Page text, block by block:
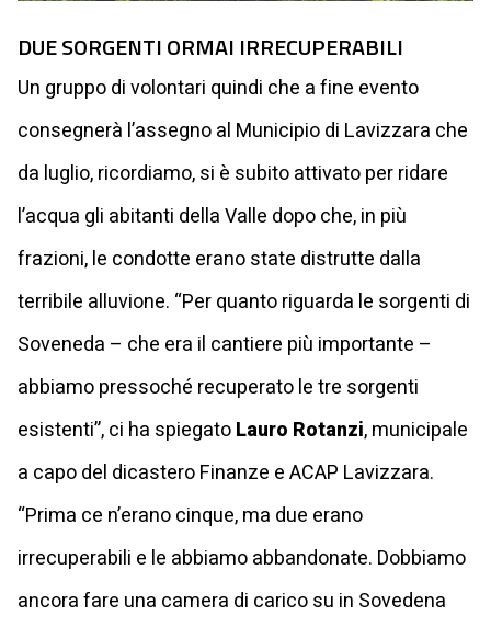
DUE SORGENTI ORMAI IRRECUPERABILI
Un gruppo di volontari quindi che a fine evento
consegnerà l’assegno al Municipio di Lavizzara che
da luglio, ricordiamo, si è subito attivato per ridare
l’acqua gli abitanti della Valle dopo che, in più
frazioni, le condotte erano state distrutte dalla
terribile alluvione. “Per quanto riguarda le sorgenti di
Soveneda – che era il cantiere più importante –
abbiamo pressoché recuperato le tre sorgenti
esistenti”, ci ha spiegatoLauro Rotanzi, municipale
a capo del dicastero Finanze e ACAP Lavizzara.
“Prima ce n’erano cinque, ma due erano
irrecuperabili e le abbiamo abbandonate. Dobbiamo
ancora fare una camera di carico su in Sovedena